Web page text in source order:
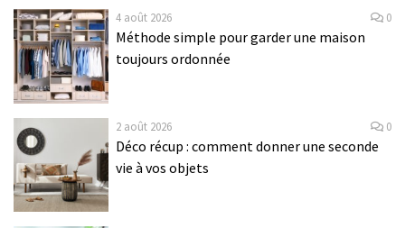
4 août 2026 0
Méthode simple pour garder une maison
toujours ordonnée
2 août 2026 0
Déco récup : comment donner une seconde
vie à vos objets